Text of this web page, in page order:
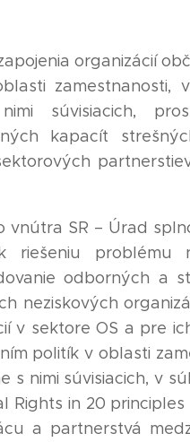
organizácií
zamestnanosti,
súvisiacich,
kapacít
SR – Úrad
riešeniu problému
odborných a
neziskových
v sektore OS a pre
politík v oblasti
nimi súvisiacich, v
in 20 principles
a partnerstvá